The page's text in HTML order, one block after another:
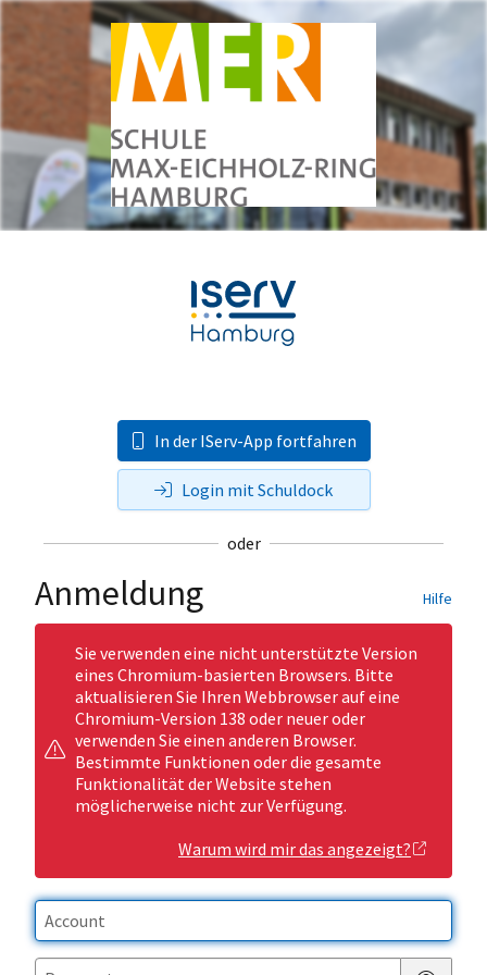
In der IServ-App fortfahren
Login mit Schuldock
oder
Anmeldung Hilfe
Sie verwenden eine nicht unterstützte Version
eines Chromium-basierten Browsers. Bitte
aktualisieren Sie Ihren Webbrowser auf eine
Chromium-Version 138 oder neuer oder
verwenden Sie einen anderen Browser.
Bestimmte Funktionen oder die gesamte
Funktionalität der Website stehen
möglicherweise nicht zur Verfügung.
Warum wird mir das angezeigt?